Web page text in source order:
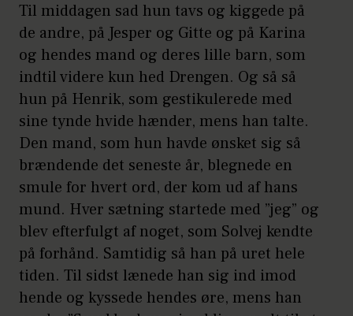
Til middagen sad hun tavs og kiggede på
de andre, på Jesper og Gitte og på Karina
og hendes mand og deres lille barn, som
indtil videre kun hed Drengen. Og så så
hun på Henrik, som gestikulerede med
sine tynde hvide hænder, mens han talte.
Den mand, som hun havde ønsket sig så
brændende det seneste år, blegnede en
smule for hvert ord, der kom ud af hans
mund. Hver sætning startede med ”jeg” og
blev efterfulgt af noget, som Solvej kendte
på forhånd. Samtidig så han på uret hele
tiden. Til sidst lænede han sig ind imod
hende og kyssede hendes øre, mens han